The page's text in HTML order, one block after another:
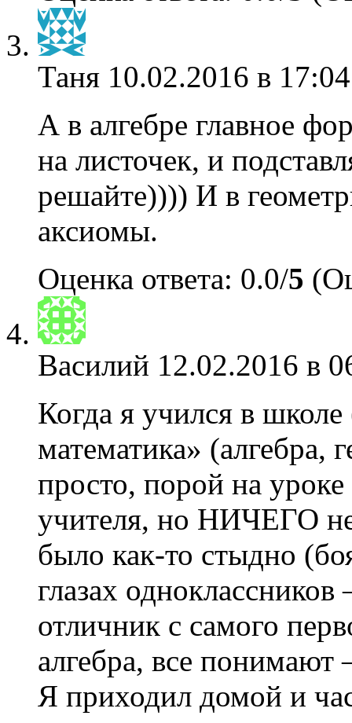
Таня 10.02.2016 в
А в алгебре главное
на листочек, и
решайте)))) И в
аксиомы.
Оценка ответа: 0.0/5
Василий 12.02.2016 в
Когда я учился в
математика»
просто, порой на
учителя, но НИЧЕГО
было как-то стыдно
глазах
отличник с самого
алгебра, все
Я приходил домой и